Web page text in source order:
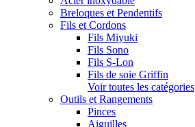
Breloques et Pendentifs
Fils et Cordons
Fils Miyuki
Fils Sono
Fils S-Lon
Fils de soie Griffin
Voir toutes les catégories
Outils et Rangements
Pinces
Aiguilles